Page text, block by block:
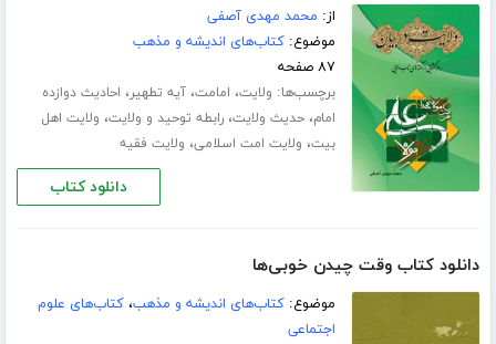
از: محمد مهدی آصفی
موضوع:کتاب‌های اندیشه و مذهب
۸۷ صفحه
برچسب‌ها: ولایت، امامت،آیه تطهیر، احادیث دوازده
امام،حدیث ولایت،رابطه توحید و ولایت، ولایت اهل
بیت، ولایت امت اسلامی، ولایت فقیه
دانلود کتاب
دانلود کتاب وقت چیدن خوبی‌ها
موضوع:کتاب‌های اندیشه و مذهب،کتاب‌های علوم
اجتماعی